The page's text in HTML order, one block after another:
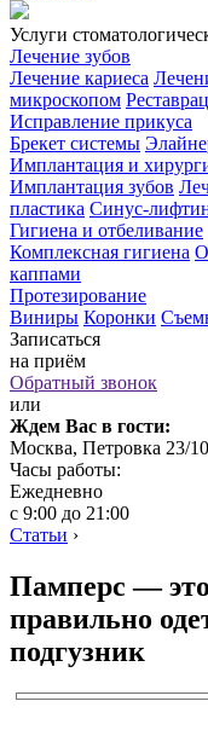
Услуги
Лечение зубов
Лечение кариеса
микроскопом
Исправление прикуса
Брекет системы
Имплантация и
Имплантация зубов
пластика Синус-
Гигиена и отбеливание
Комплексная гигиена
каппами
Протезирование
Виниры Коронки
Записаться
на приём
Обратный звонок
или
Ждем Вас в гости:
Москва, Петровка 23/
Часы работы:
Ежедневно
с 9:00 до 21:00
Статьи ›
Памперс —
правильно
подгузник